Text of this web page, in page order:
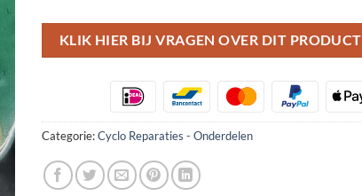
KLIK HIER BIJ VRAGEN OVER DIT PRODUCT
Categorie:Cyclo Reparaties - Onderdelen